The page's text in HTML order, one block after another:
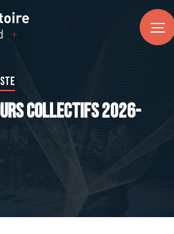
DU NORD
collectifs 2026-